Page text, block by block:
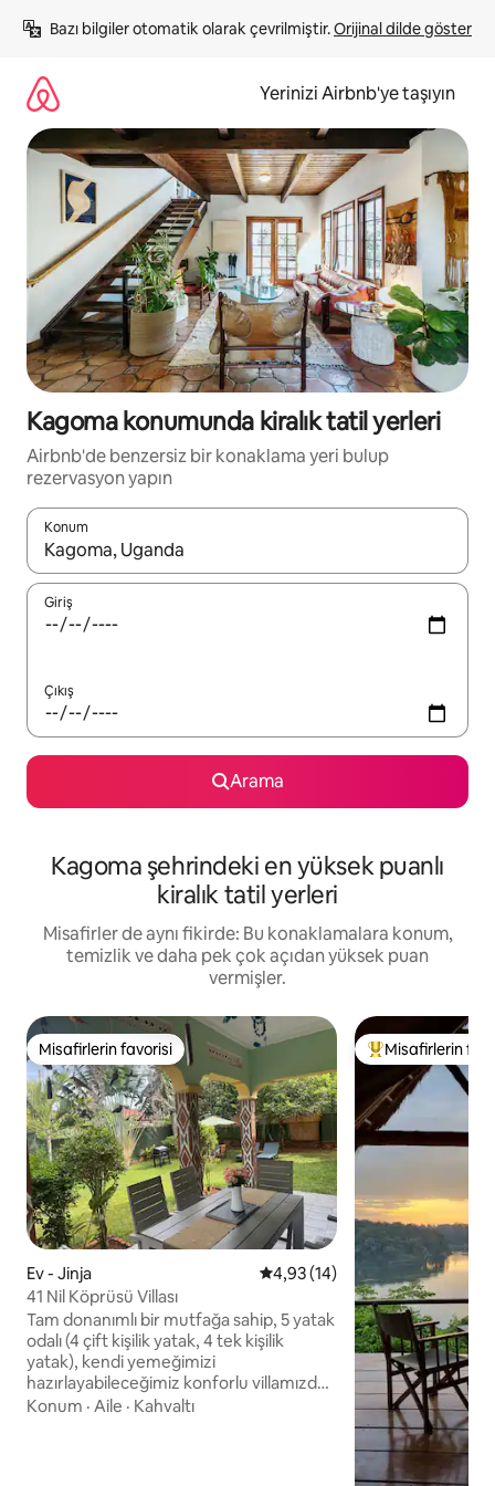
atla
Bazı bilgiler otomatik olarak çevrilmiştir. Orijinal dilde göster
Yerinizi Airbnb'ye taşıyın
Kagoma konumunda kiralık tatil yerleri
Airbnb'de benzersiz bir konaklama yeri bulup
rezervasyon yapın
Konum
Sonuçlar kullanılabilir olduğunda yukarı ve aşağı oklarıyla
Giriş
Çıkış
Arama
Kagoma şehrindeki en yüksek puanlı
kiralık tatil yerleri
Misafirler de aynı fikirde: Bu konaklamalara konum,
temizlik ve daha pek çok açıdan yüksek puan
vermişler.
Misafirlerin favorisi
Misafirlerin favorisi
Ev - Jinja 5 üzerinden ortalama 4,93
4,93 (14)
41 Nil Köprüsü Villası
Tam donanımlı bir mutfağa sahip, 5 yatak
odalı (4 çift kişilik yatak, 4 tek kişilik
yatak), kendi yemeğimizi
hazırlayabileceğimiz konforlu villamızda,
ünlü Jinja Köprüsü'ne kısa bir yürüyüş
Konum · Aile · Kahvaltı
Misafirlerin
Misafirlerin